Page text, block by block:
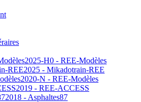
2025-H0 - REE-Modèles
2025 - Mikadotrain-REE
2020-N - REE-Modèles
2019 - REE-ACCESS
2018 - Asphaltes87